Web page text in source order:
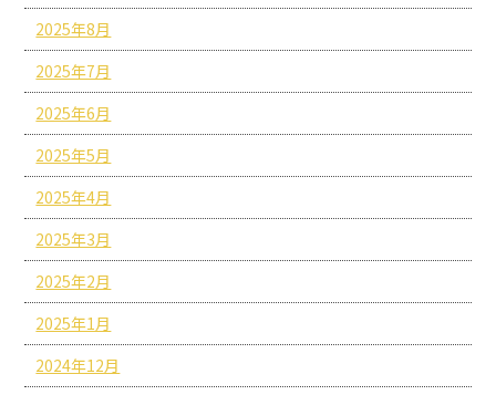
2025年8月
2025年7月
2025年6月
2025年5月
2025年4月
2025年3月
2025年2月
2025年1月
2024年12月